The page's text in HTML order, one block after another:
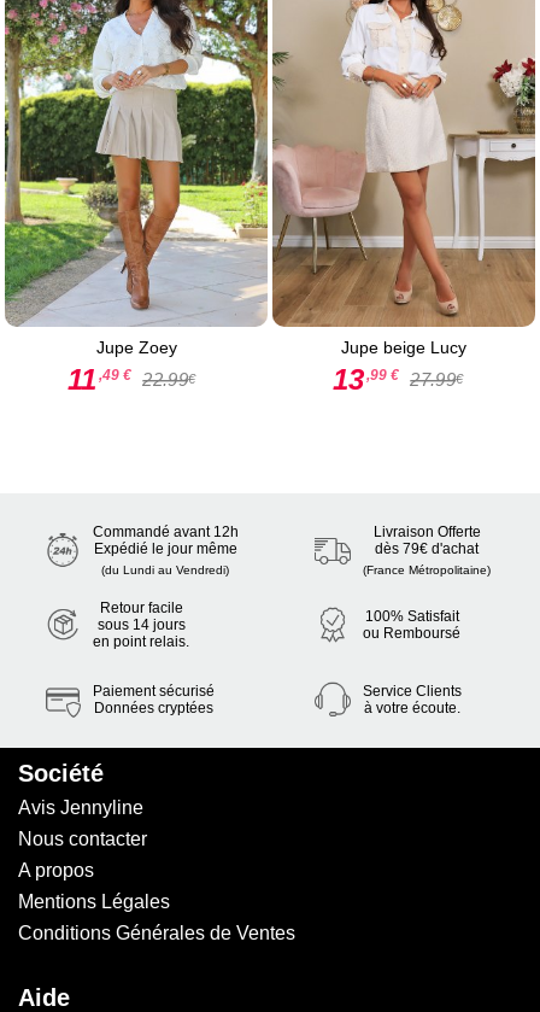
Jupe Zoey
11 ,49 € 22.99€
Jupe beige Lucy
13,99 € 27.99€
Commandé avant 12h
Expédié le jour même
(du Lundi au Vendredi)
Livraison Offerte
dès 79€ d'achat
(France Métropolitaine)
Retour facile
sous 14 jours
en point relais.
100% Satisfait
ou Remboursé
Paiement sécurisé
Données cryptées
Service Clients
à votre écoute.
Société
Avis Jennyline
Nous contacter
A propos
Mentions Légales
Conditions Générales de Ventes
Aide